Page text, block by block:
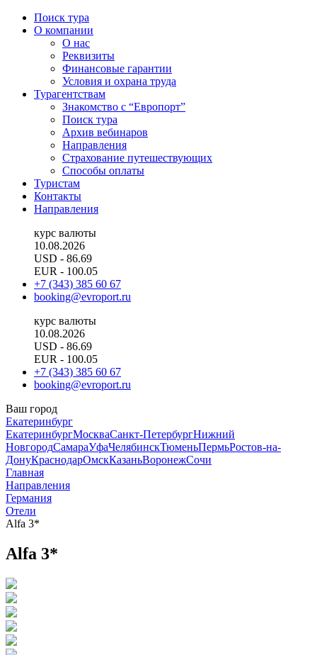
Поиск тура
О компании
О нас
Реквизиты
Финансовые гарантии
Условия и охрана труда
Турагентствам
Знакомство с “Европорт”
Поиск тура
Архив вебинаров
Направления
Страхование путешествующих
Способы оплаты
Туристам
Контакты
Направления
курс валюты
10.08.2026
USD - 86.69
EUR - 100.05
+7 (343) 385 60 67
booking@evroport.ru
курс валюты
10.08.2026
USD - 86.69
EUR - 100.05
+7 (343) 385 60 67
booking@evroport.ru
Ваш город
Екатеринбург
ЕкатеринбургМоскваСанкт-ПетербургНижний
НовгородСамараУфаЧелябинскТюменьПермьРостов-на-
ДонуКраснодарОмскКазаньВоронежСочи
Главная
Направления
Германия
Отели
Alfa 3*
Alfa 3*